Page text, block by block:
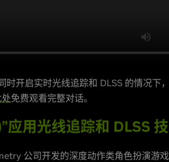
开启实时光线追踪和 DLSS 的情况下
处免费观看完整对话。
用光线追踪和 DLSS
公司开发的深度动作类角色扮演游